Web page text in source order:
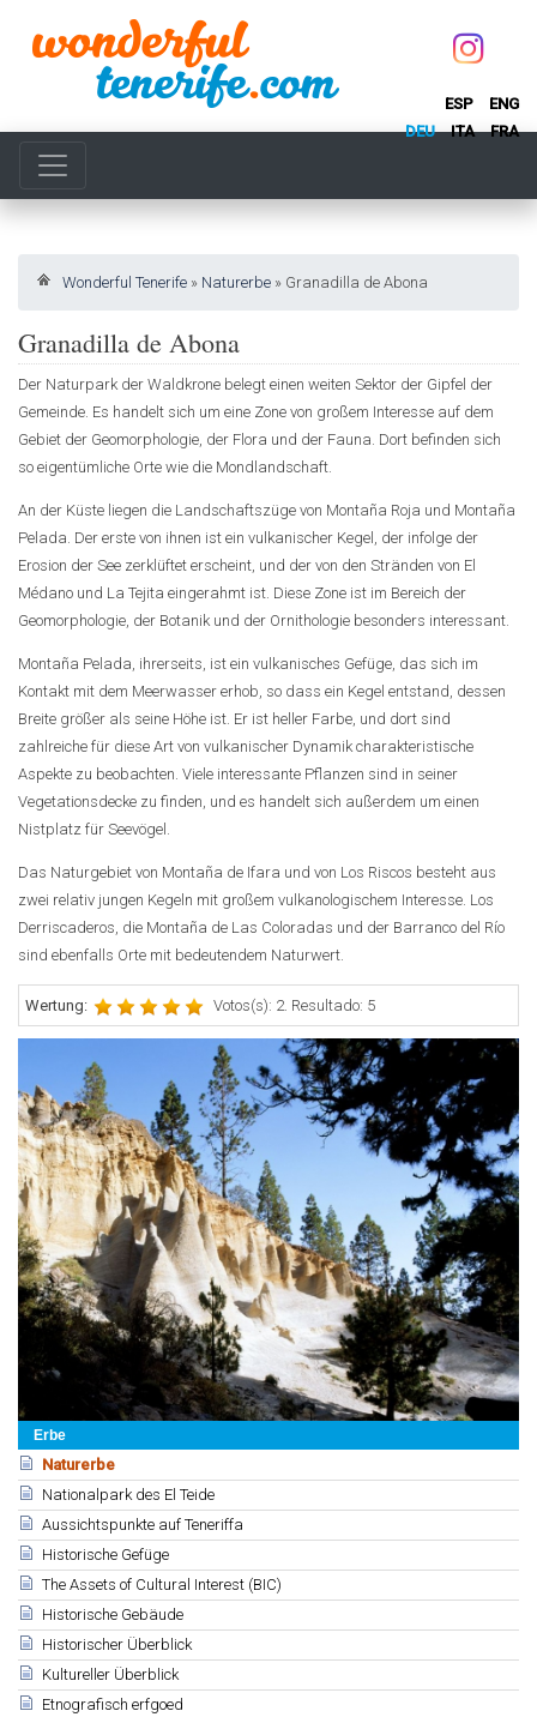
ESP
ENG
DEU
ITA FRA
Wonderful Tenerife » Naturerbe » Granadilla de Abona
Erbe
Naturerbe
Nationalpark des El Teide
Aussichtspunkte auf Teneriffa
Historische Gefüge
The Assets of Cultural Interest (BIC)
Historische Gebäude
Historischer Überblick
Kultureller Überblick
Etnografisch erfgoed
Granadilla de Abona
Der Naturpark der Waldkrone belegt einen weiten Sektor der Gipfel der
Gemeinde. Es handelt sich um eine Zone von großem Interesse auf dem
Gebiet der Geomorphologie, der Flora und der Fauna. Dort befinden sich
so eigentümliche Orte wie die Mondlandschaft.
An der Küste liegen die Landschaftszüge von Montaña Roja und Montaña
Pelada. Der erste von ihnen ist ein vulkanischer Kegel, der infolge der
Erosion der See zerklüftet erscheint, und der von den Stränden von El
Médano und La Tejita eingerahmt ist. Diese Zone ist im Bereich der
Geomorphologie, der Botanik und der Ornithologie besonders interessant.
Montaña Pelada, ihrerseits, ist ein vulkanisches Gefüge, das sich im
Kontakt mit dem Meerwasser erhob, so dass ein Kegel entstand, dessen
Breite größer als seine Höhe ist. Er ist heller Farbe, und dort sind
zahlreiche für diese Art von vulkanischer Dynamik charakteristische
Aspekte zu beobachten. Viele interessante Pflanzen sind in seiner
Vegetationsdecke zu finden, und es handelt sich außerdem um einen
Nistplatz für Seevögel.
Das Naturgebiet von Montaña de Ifara und von Los Riscos besteht aus
zwei relativ jungen Kegeln mit großem vulkanologischem Interesse. Los
Derriscaderos, die Montaña de Las Coloradas und der Barranco del Río
sind ebenfalls Orte mit bedeutendem Naturwert.
Wertung: Votos(s): 2. Resultado: 5